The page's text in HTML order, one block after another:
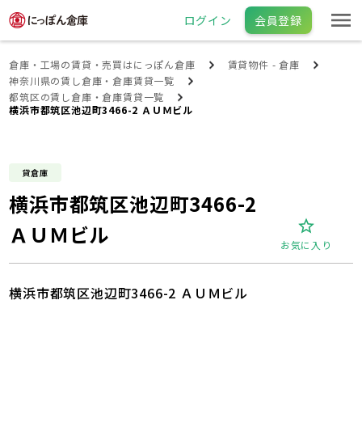
ログイン 会員登録
倉庫・工場の賃貸・売買はにっぽん倉庫
賃貸物件 - 倉庫
神奈川県の賃し倉庫・倉庫賃貸一覧
都筑区の賃し倉庫・倉庫賃貸一覧
横浜市都筑区池辺町3466-2 ＡＵＭビル
貸倉庫
横浜市都筑区池辺町3466-2
ＡＵＭビル
お気に入り
横浜市都筑区池辺町3466-2 ＡＵＭビル